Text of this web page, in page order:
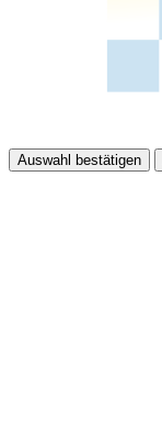
Auswahl bestätigen